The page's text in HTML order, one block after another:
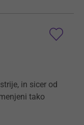
in sicer od
tako